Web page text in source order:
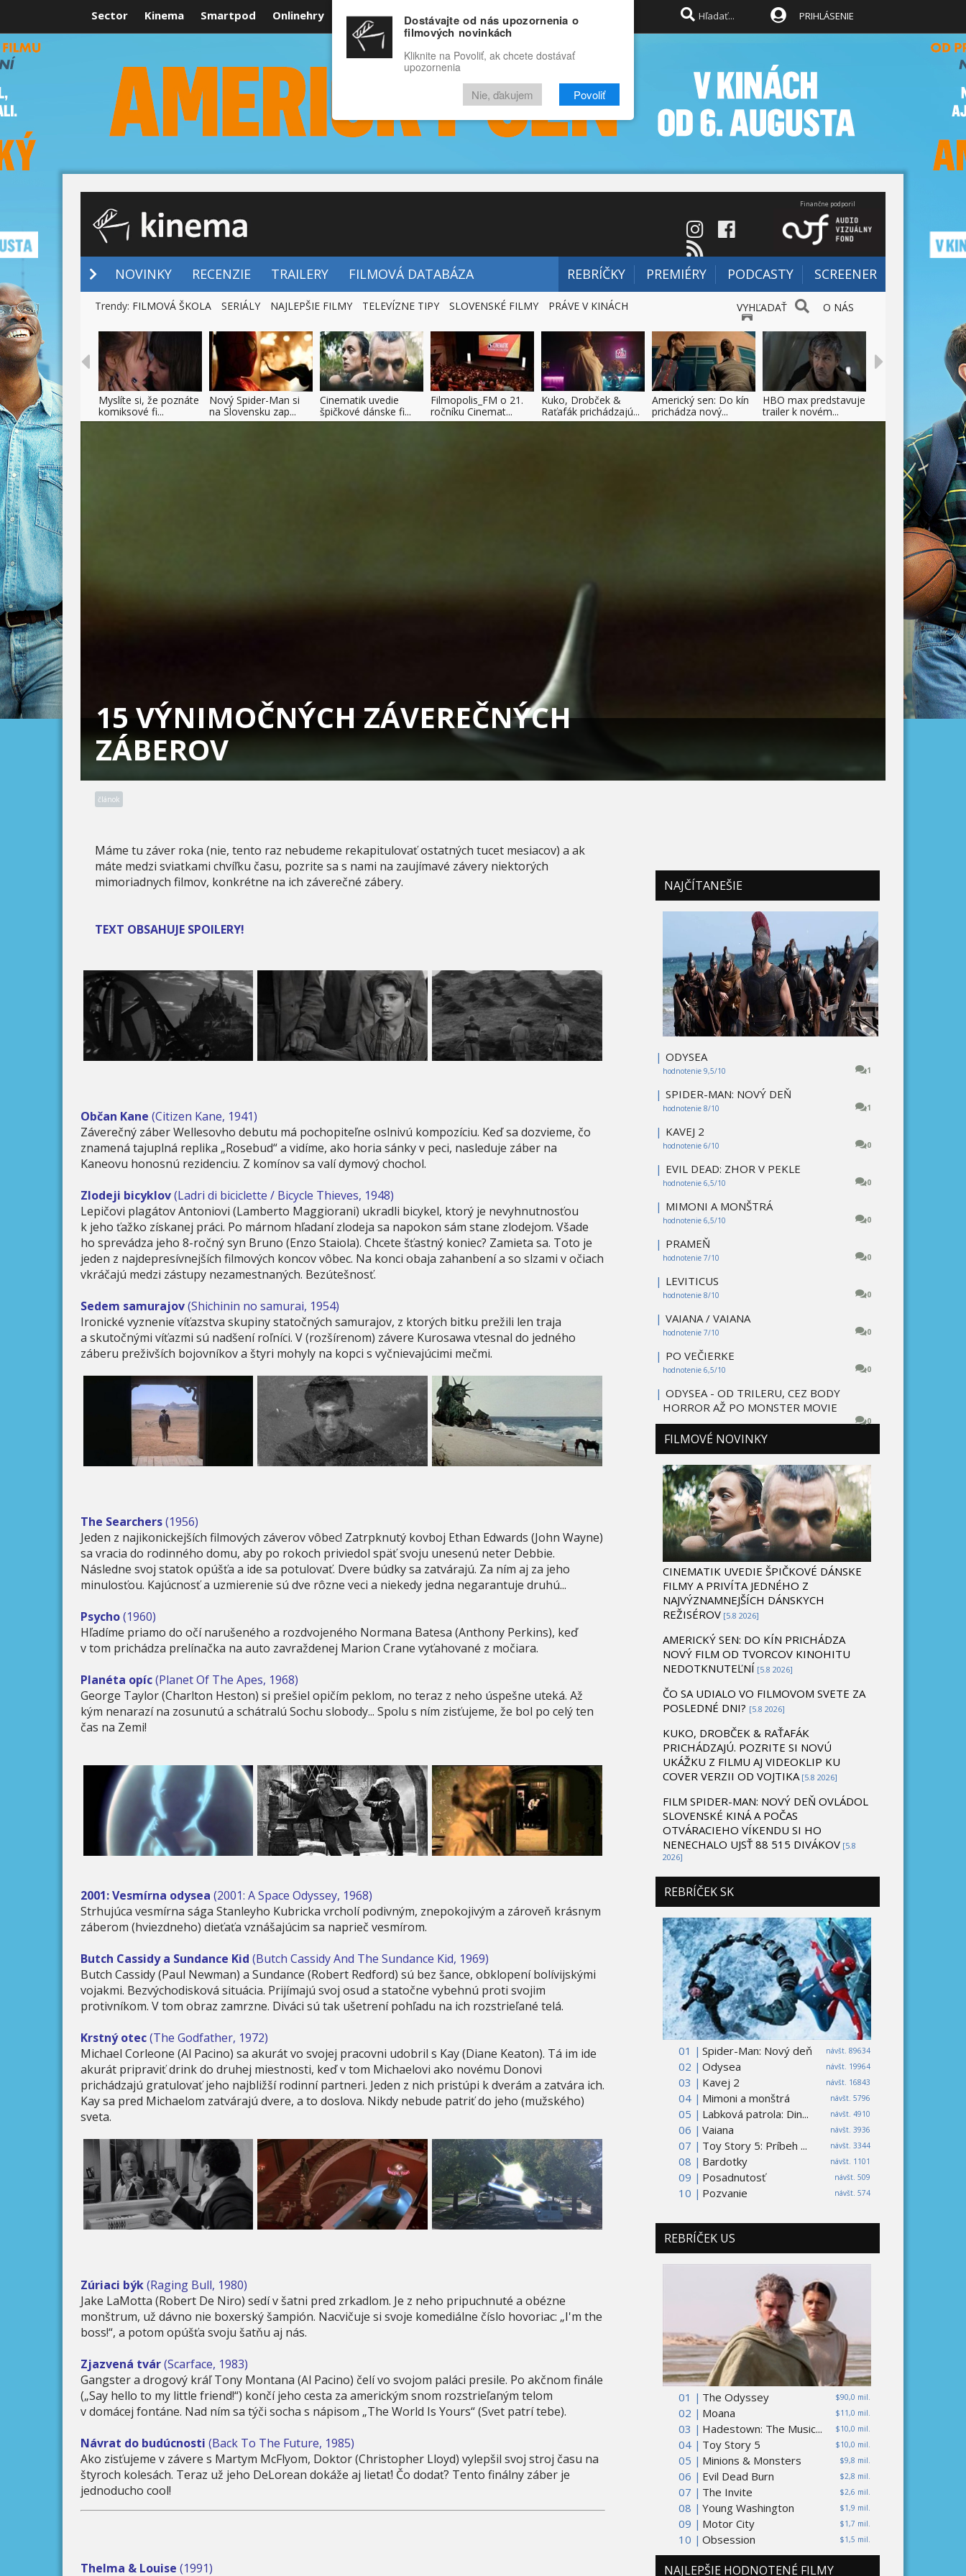
Sector Kinema Smartpod Onlinehry Rozprávky Funny Docu
RECENZIE VIDEÁ FILMY
PRIHLÁSENIE
Finančne podporil
NOVINKY RECENZIE TRAILERY FILMOVÁ DATABÁZA REBRÍČKY PREMIÉRY PODCASTY SCREENER
VYHĽADAŤ O NÁS
Trendy: FILMOVÁ ŠKOLA SERIÁLY NAJLEPŠIE FILMY TELEVÍZNE TIPY SLOVENSKÉ FILMY PRÁVE V KINÁCH
Myslíte si, že poznáte
komiksové fi...
Nový Spider-Man si
na Slovensku zap...
Cinematik uvedie
špičkové dánske fi...
Filmopolis_FM o 21.
ročníku Cinemat...
Kuko, Drobček &
Raťafák prichádzajú...
Americký sen: Do kín
prichádza nový...
HBO max predstavuje
trailer k novém...
15 VÝNIMOČNÝCH ZÁVEREČNÝCH
ZÁBEROV
článok
Máme tu záver roka (nie, tento raz nebudeme rekapitulovať ostatných tucet mesiacov) a ak
máte medzi sviatkami chvíľku času, pozrite sa s nami na zaujímavé závery niektorých
mimoriadnych filmov, konkrétne na ich záverečné zábery.
TEXT OBSAHUJE SPOILERY!
Občan Kane (Citizen Kane, 1941)
Záverečný záber Wellesovho debutu má pochopiteľne oslnivú kompozíciu. Keď sa dozvieme, čo
znamená tajuplná replika „Rosebud“ a vidíme, ako horia sánky v peci, nasleduje záber na
Kaneovu honosnú rezidenciu. Z komínov sa valí dymový chochol.
Zlodeji bicyklov(Ladri di biciclette / Bicycle Thieves, 1948)
Lepičovi plagátov Antoniovi (Lamberto Maggiorani) ukradli bicykel, ktorý je nevyhnutnosťou
k jeho ťažko získanej práci. Po márnom hľadaní zlodeja sa napokon sám stane zlodejom. Všade
ho sprevádza jeho 8-ročný syn Bruno (Enzo Staiola). Chcete šťastný koniec? Zamieta sa. Toto je
jeden z najdepresívnejších filmových koncov vôbec. Na konci obaja zahanbení a so slzami v očiach
vkráčajú medzi zástupy nezamestnaných. Bezútešnosť.
Sedem samurajov(Shichinin no samurai, 1954)
Ironické vyznenie víťazstva skupiny statočných samurajov, z ktorých bitku prežili len traja
a skutočnými víťazmi sú nadšení roľníci. V (rozšírenom) závere Kurosawa vtesnal do jedného
záberu preživších bojovníkov a štyri mohyly na kopci s vyčnievajúcimi mečmi.
The Searchers(1956)
Jeden z najikonickejších filmových záverov vôbec! Zatrpknutý kovboj Ethan Edwards (John Wayne)
sa vracia do rodinného domu, aby po rokoch priviedol späť svoju unesenú neter Debbie.
Následne svoj statok opúšťa a ide sa potulovať. Dvere búdky sa zatvárajú. Za ním aj za jeho
minulosťou. Kajúcnosť a uzmierenie sú dve rôzne veci a niekedy jedna negarantuje druhú...
Psycho(1960)
Hľadíme priamo do očí narušeného a rozdvojeného Normana Batesa (Anthony Perkins), keď
v tom prichádza prelínačka na auto zavraždenej Marion Crane vyťahované z močiara.
Planéta opíc(Planet Of The Apes, 1968)
George Taylor (Charlton Heston) si prešiel opičím peklom, no teraz z neho úspešne uteká. Až
kým nenarazí na zosunutú a schátralú Sochu slobody... Spolu s ním zisťujeme, že bol po celý ten
čas na Zemi!
2001: Vesmírna odysea (2001: A Space Odyssey, 1968)
Strhujúca vesmírna sága Stanleyho Kubricka vrcholí podivným, znepokojivým a zároveň krásnym
záberom (hviezdneho) dieťaťa vznášajúcim sa naprieč vesmírom.
Butch Cassidy a Sundance Kid (Butch Cassidy And The Sundance Kid, 1969)
Butch Cassidy (Paul Newman) a Sundance (Robert Redford) sú bez šance, obklopení bolívijskými
vojakmi. Bezvýchodisková situácia. Prijímajú svoj osud a statočne vybehnú proti svojim
protivníkom. V tom obraz zamrzne. Diváci sú tak ušetrení pohľadu na ich rozstrieľané telá.
Krstný otec(The Godfather, 1972)
Michael Corleone (Al Pacino) sa akurát vo svojej pracovni udobril s Kay (Diane Keaton). Tá im ide
akurát pripraviť drink do druhej miestnosti, keď v tom Michaelovi ako novému Donovi
prichádzajú gratulovať jeho najbližší rodinní partneri. Jeden z nich pristúpi k dverám a zatvára ich.
Kay sa pred Michaelom zatvárajú dvere, a to doslova. Nikdy nebude patriť do jeho (mužského)
sveta.
Zúriaci býk(Raging Bull, 1980)
Jake LaMotta (Robert De Niro) sedí v šatni pred zrkadlom. Je z neho pripuchnuté a obézne
monštrum, už dávno nie boxerský šampión. Nacvičuje si svoje komediálne číslo hovoriac: „I'm the
boss!“, a potom opúšťa svoju šatňu aj nás.
Zjazvená tvár(Scarface, 1983)
Gangster a drogový kráľ Tony Montana (Al Pacino) čelí vo svojom paláci presile. Po akčnom finále
(„Say hello to my little friend!“) končí jeho cesta za americkým snom rozstrieľaným telom
v domácej fontáne. Nad ním sa týči socha s nápisom „The World Is Yours“ (Svet patrí tebe).
Návrat do budúcnosti (Back To The Future, 1985)
Ako zisťujeme v závere s Martym McFlyom, Doktor (Christopher Lloyd) vylepšil svoj stroj času na
štyroch kolesách. Teraz už jeho DeLorean dokáže aj lietať! Čo dodať? Tento finálny záber je
jednoducho cool!
Thelma & Louise (1991)
NAJČÍTANEŠIE
| ODYSEA
1
hodnotenie 9,5/10
| SPIDER-MAN: NOVÝ DEŇ
1
hodnotenie 8/10
| KAVEJ 2
0
hodnotenie 6/10
| EVIL DEAD: ZHOR V PEKLE
0
hodnotenie 6,5/10
| MIMONI A MONŠTRÁ
0
hodnotenie 6,5/10
| PRAMEŇ
0
hodnotenie 7/10
| LEVITICUS
0
hodnotenie 8/10
| VAIANA / VAIANA
0
hodnotenie 7/10
| PO VEČIERKE
0
hodnotenie 6,5/10
| ODYSEA - OD TRILERU, CEZ BODY
HORROR AŽ PO MONSTER MOVIE
0
FILMOVÉ NOVINKY
CINEMATIK UVEDIE ŠPIČKOVÉ DÁNSKE
FILMY A PRIVÍTA JEDNÉHO Z
NAJVÝZNAMNEJŠÍCH DÁNSKYCH
REŽISÉROV [5.8 2026]
AMERICKÝ SEN: DO KÍN PRICHÁDZA
NOVÝ FILM OD TVORCOV KINOHITU
NEDOTKNUTEĽNÍ [5.8 2026]
ČO SA UDIALO VO FILMOVOM SVETE ZA
POSLEDNÉ DNI? [5.8 2026]
KUKO, DROBČEK & RAŤAFÁK
PRICHÁDZAJÚ. POZRITE SI NOVÚ
UKÁŽKU Z FILMU AJ VIDEOKLIP KU
COVER VERZII OD VOJTIKA [5.8 2026]
FILM SPIDER-MAN: NOVÝ DEŇ OVLÁDOL
SLOVENSKÉ KINÁ A POČAS
OTVÁRACIEHO VÍKENDU SI HO
NENECHALO UJSŤ 88 515 DIVÁKOV [5.8
2026]
REBRÍČEK SK
01 | návšt. 89634
Spider-Man: Nový deň
02 |
návšt. 19964
Odysea
03 |
návšt. 16843
Kavej 2
04 |
návšt. 5796
Mimoni a monštrá
05 |
návšt. 4910
Labková patrola: Din...
06 |
návšt. 3936
Vaiana
07 |
návšt. 3344
Toy Story 5: Príbeh ...
08 |
návšt. 1101
Bardotky
09 |
návšt. 509
Posadnutosť
10 |
návšt. 574
Pozvanie
REBRÍČEK US
01 | $90,0 mil.
The Odyssey
02 |
$11,0 mil.
Moana
03 |
$10,0 mil.
Hadestown: The Music...
04 |
$10,0 mil.
Toy Story 5
05 |
$9,8 mil.
Minions & Monsters
06 |
$2,8 mil.
Evil Dead Burn
07 |
$2,6 mil.
The Invite
08 |
$1,9 mil.
Young Washington
09 |
$1,7 mil.
Motor City
10 |
$1,5 mil.
Obsession
NAJLEPŠIE HODNOTENÉ FILMY
Dostávajte od nás upozornenia o
filmových novinkách
Kliknite na Povoliť, ak chcete dostávať
upozornenia
Nie, ďakujem Povoliť